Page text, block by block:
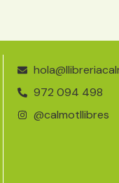
972 094 498
@calmotllibres